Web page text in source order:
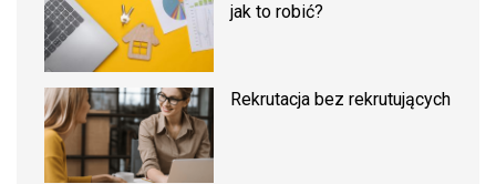
jak to robić?
Rekrutacja bez rekrutujących